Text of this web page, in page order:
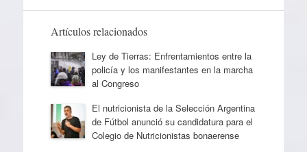
Artículos relacionados
Ley de Tierras: Enfrentamientos entre la
policía y los manifestantes en la marcha
al Congreso
El nutricionista de la Selección Argentina
de Fútbol anunció su candidatura para el
Colegio de Nutricionistas bonaerense